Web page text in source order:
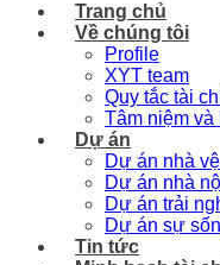
Trang chủ
Về chúng tôi
Profile
XYT team
Quy tắc tài
Tâm niệm và
Dự án
Dự án nhà
Dự án nhà
Dự án trải
Dự án sự
Tin tức